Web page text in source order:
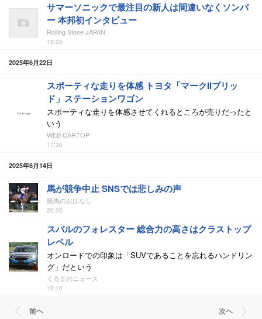
サマーソニックで最注目の新人は間違いなくソンバ
ー 本邦初インタビュー
Rolling Stone JAPAN
18:00
2025年6月22日
スポーティな走りを体感 トヨタ「マークIIブリッ
ド」ステーションワゴン
スポーティな走りを体感させてくれるところが売りだったと
いう
WEB CARTOP
17:30
2025年6月14日
馬が競争中止 SNSでは悲しみの声
競馬のおはなし
20:35
スバルのフォレスター 総合力の高さはクラストップ
レベル
オンロードでの印象は「SUVであることを忘れるハンドリン
グ」だという
くるまのニュース
19:10
前ヘ 次ヘ